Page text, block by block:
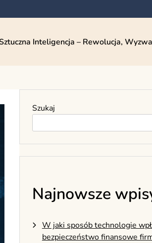
Inteligencja – Rewolucja,
Szukaj
Najnowsze
W jaki sposób technologie
bezpieczeństwo finansowe